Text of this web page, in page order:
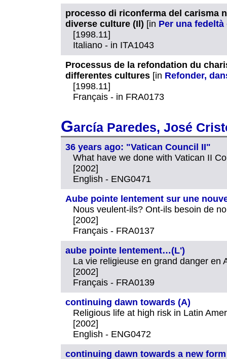
processo di riconferma del carisma
diverse culture (Il) [in Per una fedeltà
[1998.11]
Italiano - in ITA1043
Processus de la refondation du
differentes cultures [in Refonder,
[1998.11]
Français - in FRA0173
García Paredes, José
36 years ago: "Vatican Council II"
What have we done with Vatican II
[2002]
English - ENG0471
Aube pointe lentement sur une
Nous veulent-ils? Ont-ils besoin de
[2002]
Français - FRA0137
aube pointe lentement…(L')
La vie religieuse en grand danger en
[2002]
Français - FRA0139
continuing dawn towards (A)
Religious life at high risk in Latin
[2002]
English - ENG0472
continuing dawn towards a new